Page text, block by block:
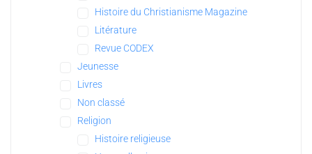
Histoire du Christianisme Magazine
Litérature
Revue CODEX
Jeunesse
Livres
Non classé
Religion
Histoire religieuse